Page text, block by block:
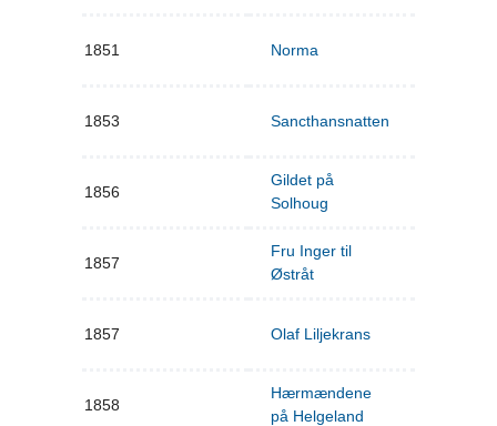
1851 Norma
1853 Sancthansnatten
1856
Gildet på
Solhoug
1857
Fru Inger til
Østråt
1857 Olaf Liljekrans
1858
Hærmændene
på Helgeland